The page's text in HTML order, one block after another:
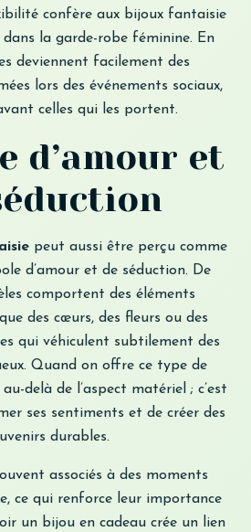
confère aux bijoux fantaisie
dans la garde-robe féminine. En
deviennent facilement des
lors des événements sociaux,
celles qui les portent.
d’amour et
peut aussi être perçu comme
d’amour et de séduction. De
comportent des éléments
des cœurs, des fleurs ou des
qui véhiculent subtilement des
Quand on offre ce type de
delà de l’aspect matériel ; c’est
ses sentiments et de créer des
durables.
associés à des moments
ce qui renforce leur importance
un bijou en cadeau crée un lien